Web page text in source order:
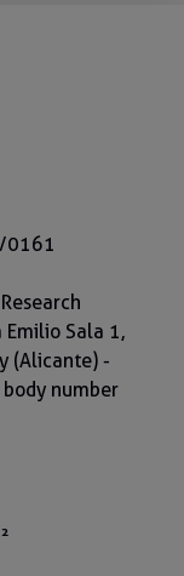
Emilio Sala 1,
(Alicante) -
number